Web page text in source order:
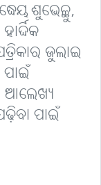
ଶୁଭେଚ୍ଛୁ,
ଜୁଲାଇ
ପାଇଁ
ଆଲେଖ୍ୟ
ପାଇଁ